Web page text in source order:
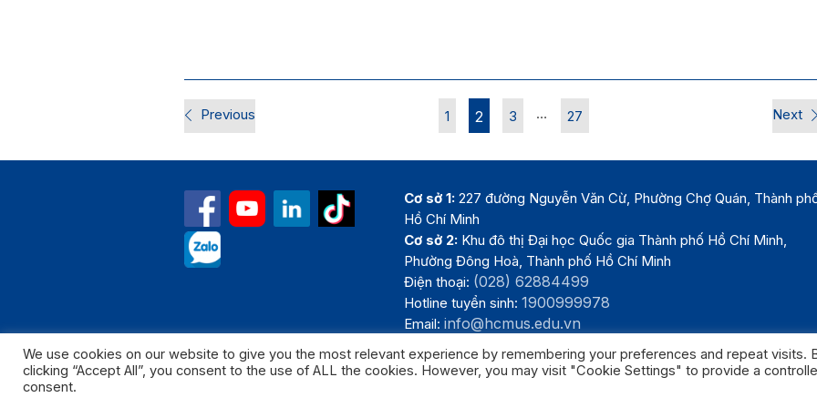
Previous 1 2 3 … 27 Next
Cơ sở 1: 227 đường Nguyễn Văn Cừ, Phường Chợ Quán, Thành
Hồ Chí Minh
Cơ sở 2: Khu đô thị Đại học Quốc gia Thành phố Hồ Chí Minh,
Phường Đông Hoà, Thành phố Hồ Chí Minh
Điện thoại: (028) 62884499
Hotline tuyển sinh:1900999978
Email:info@hcmus.edu.vn
Bản quyền thuộc Trường Đại học Khoa học tự nhiên, Đại học Quốc gia Thành phố Hồ Chí
We use cookies on our website to give you the most relevant experience by remembering your preferences and repeat visits.
clicking “Accept All”, you consent to the use of ALL the cookies. However, you may visit "Cookie Settings" to provide a
consent.